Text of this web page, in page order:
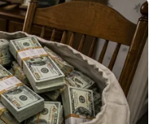
മേഘന, തായി
ശര്‍മ, രാജേശ്വരി
മേഘ്‌ന സിംഗ്,
രാധ യാദവ്,
റാണ.